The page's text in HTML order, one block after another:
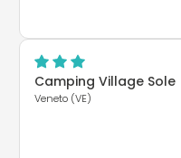
Camping Village Sole
Veneto (VE)